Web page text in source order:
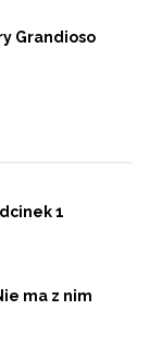
Grandioso
1
ma z nim